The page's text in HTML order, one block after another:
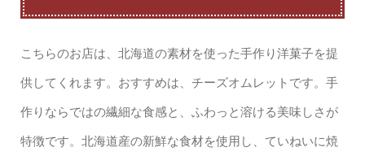
こちらのお店は、北海道の素材を使った手作り洋菓子を提
供してくれます。おすすめは、チーズオムレットです。手
作りならではの繊細な食感と、ふわっと溶ける美味しさが
特徴です。北海道産の新鮮な食材を使用し、ていねいに焼